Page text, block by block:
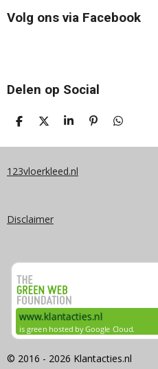
Volg ons via Facebook
Delen op Social
D
L
N
D
E
S
A
E
P
N
D
L
123vloerkleed.nl
Disclaimer
© 2016 - 2026 Klantacties.nl